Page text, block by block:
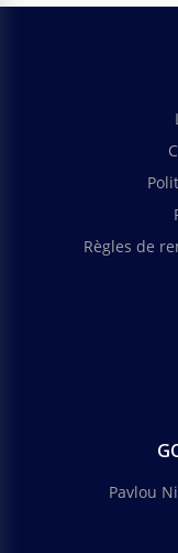
Règles de
Pavlou